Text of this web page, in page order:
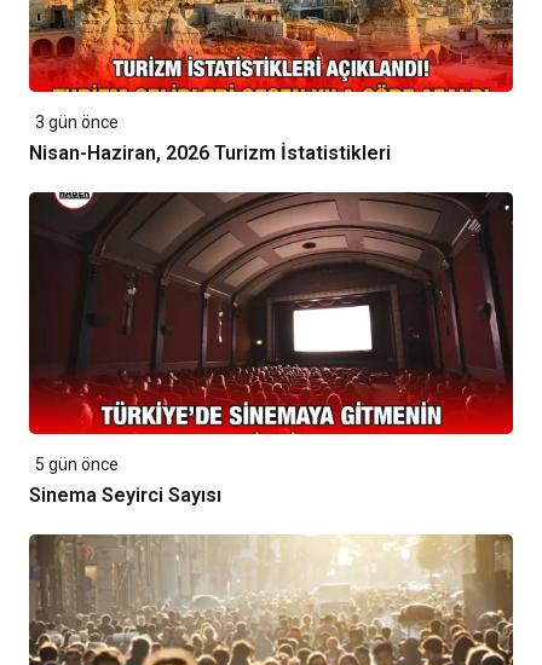
3 gün önce
Nisan-Haziran, 2026 Turizm İstatistikleri
5 gün önce
Sinema Seyirci Sayısı